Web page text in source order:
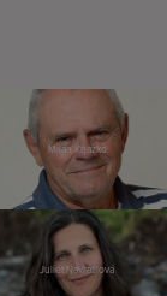
Milan Kňažko
Juliet Navrátilová